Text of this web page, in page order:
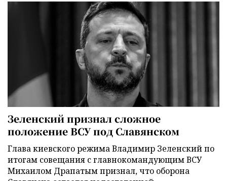
Зеленский признал сложное
положение ВСУ под Славянском
Глава киевского режима Владимир Зеленский по
итогам совещания с главнокомандующим ВСУ
Михаилом Драпатым признал, что оборона